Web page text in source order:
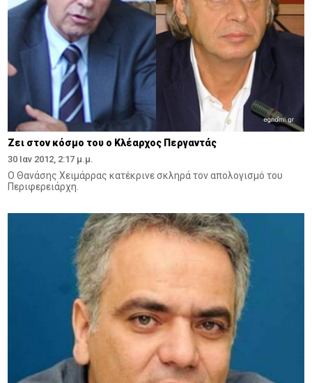
Zει στον κόσμο του ο Κλέαρχος Περγαντάς
30 Ιαν 2012, 2:17 μ.μ.
O Θανάσης Xειμάρρας κατέκρινε σκληρά τον απολογισμό του
Περιφερειάρχη.